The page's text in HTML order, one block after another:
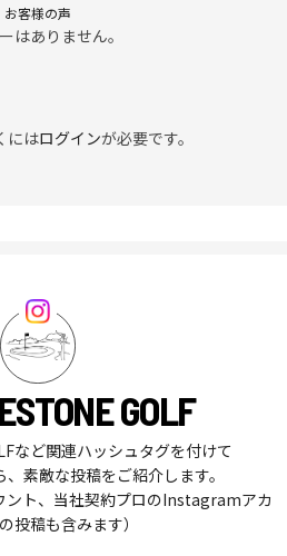
お客様の声
はありません。
にはログインが必要です。
GOLF
など関連ハッシュタグを付けて
素敵な投稿をご紹介します。
ント、当社契約プロのInstagramアカ
投稿も含みます）